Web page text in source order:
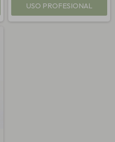
USO PROFESIONAL